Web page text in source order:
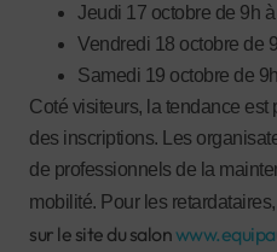
Jeudi 17 octobre de 9h
Vendredi 18 octobre de
Samedi 19 octobre de
Coté visiteurs, la tendance
des inscriptions. Les
de professionnels de la
mobilité. Pour les retardataires,
sur le site du salon